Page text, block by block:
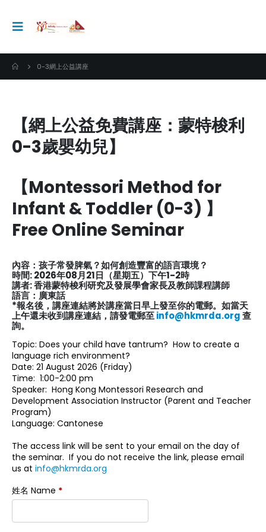
0-3網上公益講座
【網上公益免費講座：蒙特梭利
0-3歲嬰幼兒】
【Montessori Method for
Infant & Toddler (0-3) 】
Free Online Seminar
內容：孩子常發脾氣？如何創造豐富的語言環境？
時間: 2026年08月21日（星期五）下午1-2時
講者: 香港蒙特梭利研究及發展學會家長及教師課程講師
語言：廣東話
*報名後，講座連結將於講座當日早上發至你的電郵。如當天
上午還未收到講座連結，請發電郵至info@hkmrda.org查
詢。
Topic: Does your child have tantrum? How to create a
language rich environment?
Date: 21 August 2026 (Friday)
Time: 1:00-2:00 pm
Speaker: Hong Kong Montessori Research and
Development Association Instructor (Parent and Teacher
Program)
Language: Cantonese
The access link will be sent to your email on the day of
the seminar. If you do not receive the link, please email
us at info@hkmrda.org
姓名 Name *